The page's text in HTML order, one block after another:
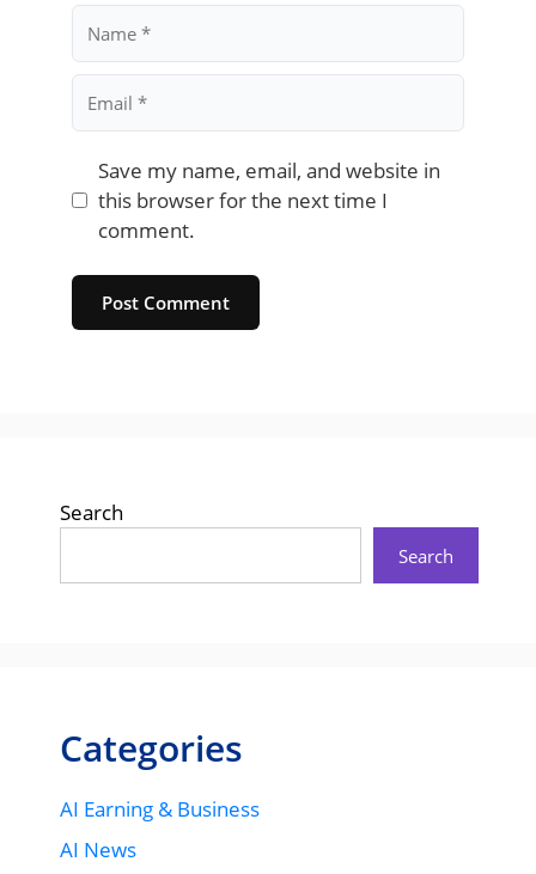
Save my name, email, and website in
this browser for the next time I
comment.
Website
Search
Search
Categories
AI Earning & Business
AI News